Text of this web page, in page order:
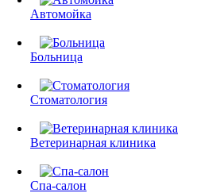
Автомойка
Больница
Стоматология
Ветеринарная клиника
Спа-салон